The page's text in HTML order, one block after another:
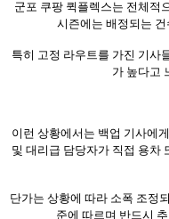
군포 쿠팡 퀵플렉스는 전체적
시즌에는 배정되는
특히 고정 라우트를 가진 기사
가 높다고
이런 상황에서는 백업 기사에
및 대리급 담당자가 직접 용차
단가는 상황에 따라 소폭 조정
준에 따르며 반드시